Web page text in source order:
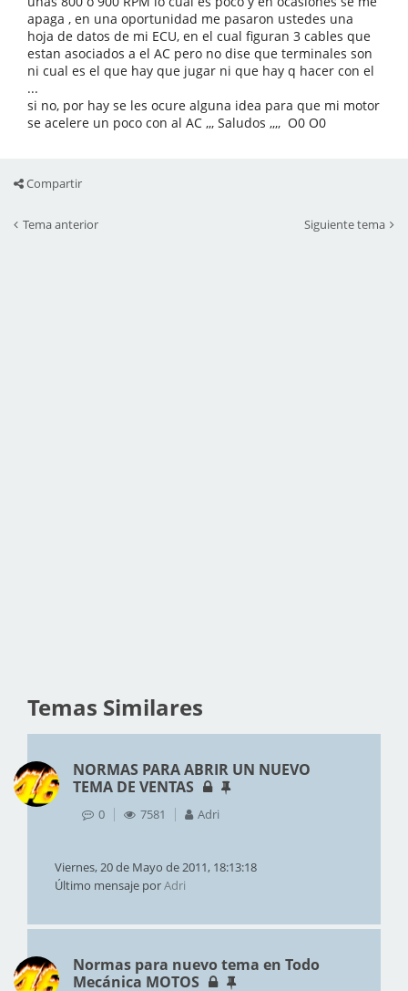
apaga , en una oportunidad me pasaron ustedes una
hoja de datos de mi ECU, en el cual figuran 3 cables que
estan asociados a el AC pero no dise que terminales son
ni cual es el que hay que jugar ni que hay q hacer con el
...
si no, por hay se les ocure alguna idea para que mi motor
se acelere un poco con al AC ,,, Saludos ,,,, O0 O0
Compartir
Tema anterior Siguiente tema
Temas Similares
NORMAS PARA ABRIR UN NUEVO
TEMA DE VENTAS
0 7581 Adri
Viernes, 20 de Mayo de 2011, 18:13:18
Último mensaje porAdri
Normas para nuevo tema en Todo
Mecánica MOTOS